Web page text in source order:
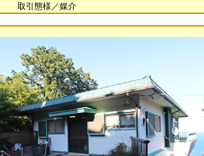
取引態様／媒介